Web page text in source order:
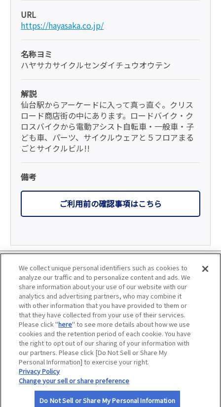
URL
https://hayasaka.co.jp/
名称ヨミ
ハヤサカサイクルセンダイチュウオウテン
解説
仙台駅からアーケードに入って真っ直ぐ。クリス
ロード商店街の中にあります。ロードバイク・ク
ロスバイクから電動アシスト自転車・一般車・子
ども車、パーツ、サイクルウェアと５フロアまる
ごとサイクルビル!!
備考
ご利用前の確認事項はこちら
個人情報の取り扱いについて
会員優待サービスの提携をご検討の方へ
JAFホームページ
©
We collect unique personal identifiers such as cookies to
analyze our traffic and to personalize content and ads. We
share information about your use of our website with our
analytics and advertising partners, who may combine it
with other information that you have provided to them or
that they have collected from your use of their services.
Please click "here" to see more details about how we use
cookies and the retention period of each cookie. You have
the right to opt out of our sharing of your information with
our partners. Please click [Do Not Sell or Share My
Personal Information] to exercise your right.
Privacy Policy
Change your sell or share preference
Do Not Sell or Share My Personal Information